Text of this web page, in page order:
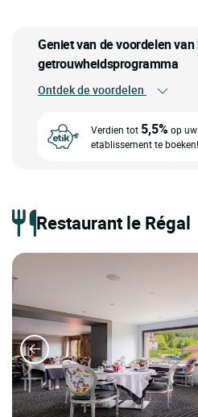
Geniet van de voordelen van
getrouwheidsprogramma
Ontdek de voordelen
Verdien tot 5,5%op
etablissement te boeken!
Restaurant le Régal